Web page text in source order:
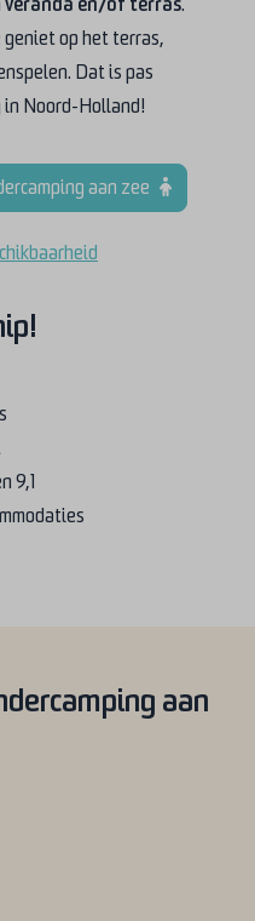
op het terras,
Dat is pas
in Noord-Holland!
aan zee
9,1
aan